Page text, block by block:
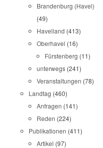
Brandenburg (Havel)
(49)
Havelland (413)
Oberhavel (16)
Fürstenberg (11)
unterwegs (241)
Veranstaltungen (78)
Landtag (460)
Anfragen (141)
Reden (224)
Publikationen (411)
Artikel (97)